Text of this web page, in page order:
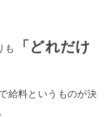
も
「どれだけ
給料というものが決